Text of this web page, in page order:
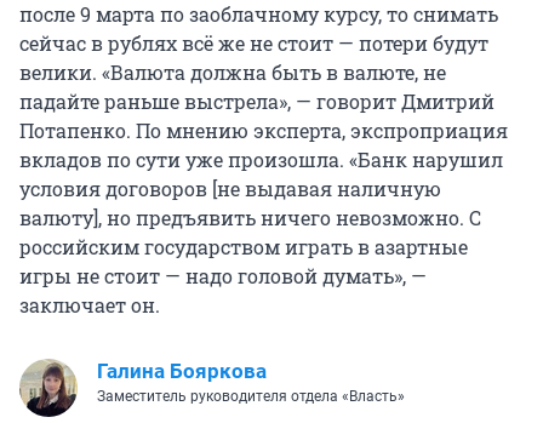
после 9 марта по заоблачному курсу, то снимать
сейчас в рублях всё же не стоит — потери будут
велики. «Валюта должна быть в валюте, не
падайте раньше выстрела», — говорит Дмитрий
Потапенко. По мнению эксперта, экспроприация
вкладов по сути уже произошла. «Банк нарушил
условия договоров [не выдавая наличную
валюту], но предъявить ничего невозможно. С
российским государством играть в азартные
игры не стоит — надо головой думать», —
заключает он.
Галина Бояркова
Заместитель руководителя отдела «Власть»